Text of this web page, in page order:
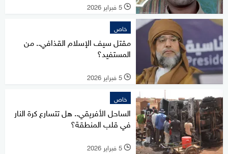
l 5 فبراير 2026
خاص
مقتل سيف الإسلام القذافي.. من
المستفيد؟
l 5 فبراير 2026
خاص
الساحل الأفريقي.. هل تتسارع كرة النار
في قلب المنطقة؟
l 5 فبراير 2026